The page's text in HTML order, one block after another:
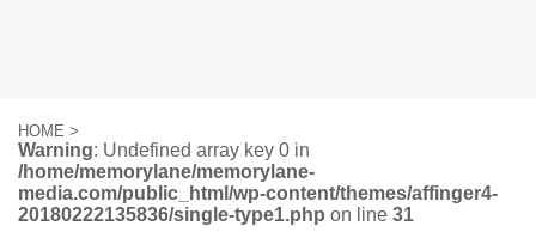
HOME >
Warning: Undefined array key 0 in
/home/memorylane/memorylane-
media.com/public_html/wp-content/themes/affinger4-
20180222135836/single-type1.php on line 31